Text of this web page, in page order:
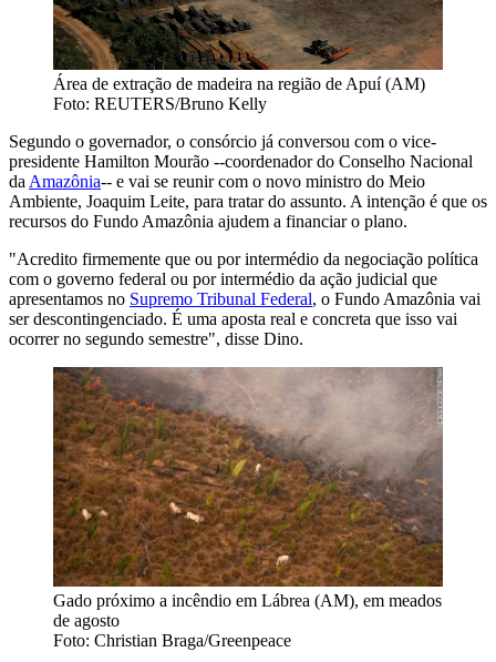
Área de extração de madeira na região de Apuí (AM)
Foto: REUTERS/Bruno Kelly
Segundo o governador, o consórcio já conversou com o vice-
presidente Hamilton Mourão --coordenador do Conselho Nacional
da Amazônia-- e vai se reunir com o novo ministro do Meio
Ambiente, Joaquim Leite, para tratar do assunto. A intenção é que os
recursos do Fundo Amazônia ajudem a financiar o plano.
"Acredito firmemente que ou por intermédio da negociação política
com o governo federal ou por intermédio da ação judicial que
apresentamos no Supremo Tribunal Federal, o Fundo Amazônia vai
ser descontingenciado. É uma aposta real e concreta que isso vai
ocorrer no segundo semestre", disse Dino.
Gado próximo a incêndio em Lábrea (AM), em meados
de agosto
Foto: Christian Braga/Greenpeace